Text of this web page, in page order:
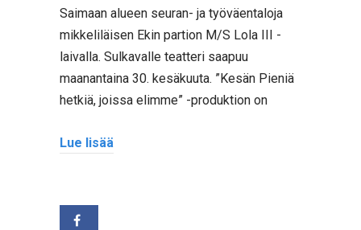
Saimaan alueen seuran- ja työväentaloja
mikkeliläisen Ekin partion M/S Lola III -
laivalla. Sulkavalle teatteri saapuu
maanantaina 30. kesäkuuta. ”Kesän Pieniä
hetkiä, joissa elimme” -produktion on
Lue lisää